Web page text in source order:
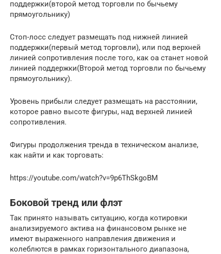
поддержки(второй метод торговли по бычьему
прямоугольнику)
Стоп-лосс следует размещать под нижней линией
поддержки(первый метод торговли), или под верхней
линией сопротивления после того, как оа станет новой
линией поддержки(Второй метод торговли по бычьему
прямоугольнику).
Уровень прибыли следует размещать на расстоянии,
которое равно высоте фигуры, над верхней линией
сопротивления.
Фигуры продолжения тренда в техническом анализе,
как найти и как торговать:
https://youtube.com/watch?v=9p6ThSkgoBM
Боковой тренд или флэт
Так принято называть ситуацию, когда котировки
анализируемого актива на финансовом рынке не
имеют выраженного направления движения и
колеблются в рамках горизонтального диапазона,